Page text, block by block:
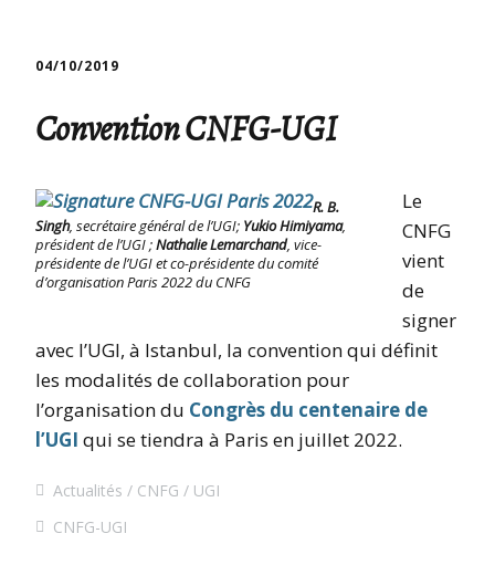
04/10/2019
Convention CNFG-UGI
R. B.
Singh, secrétaire général de l’UGI; Yukio Himiyama,
président de l’UGI ;Nathalie Lemarchand, vice-
présidente de l’UGI et co-présidente du comité
d’organisation Paris 2022 du CNFG
Le
CNFG
vient
de
signer
avec l’UGI, à Istanbul, la convention qui définit
les modalités de collaboration pour
l’organisation du Congrès du centenaire de
l’UGI qui se tiendra à Paris en juillet 2022.
Actualités CNFG
UGI
CNFG-UGI